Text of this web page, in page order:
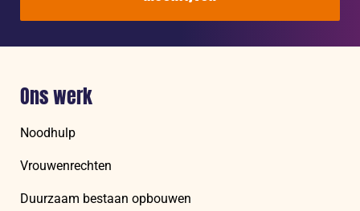
Ons werk
Noodhulp
Vrouwenrechten
Duurzaam bestaan opbouwen